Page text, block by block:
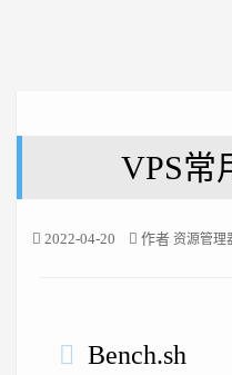
VPS常
2022-04-20 作者 资源管理
Bench.sh